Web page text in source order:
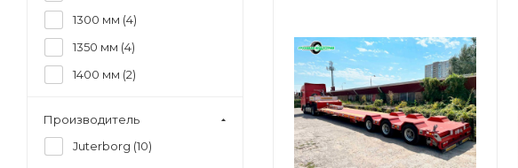
1300 мм (4)
1350 мм (4)
1400 мм (2)
1500 мм (
1)
Производитель
Juterborg (10)